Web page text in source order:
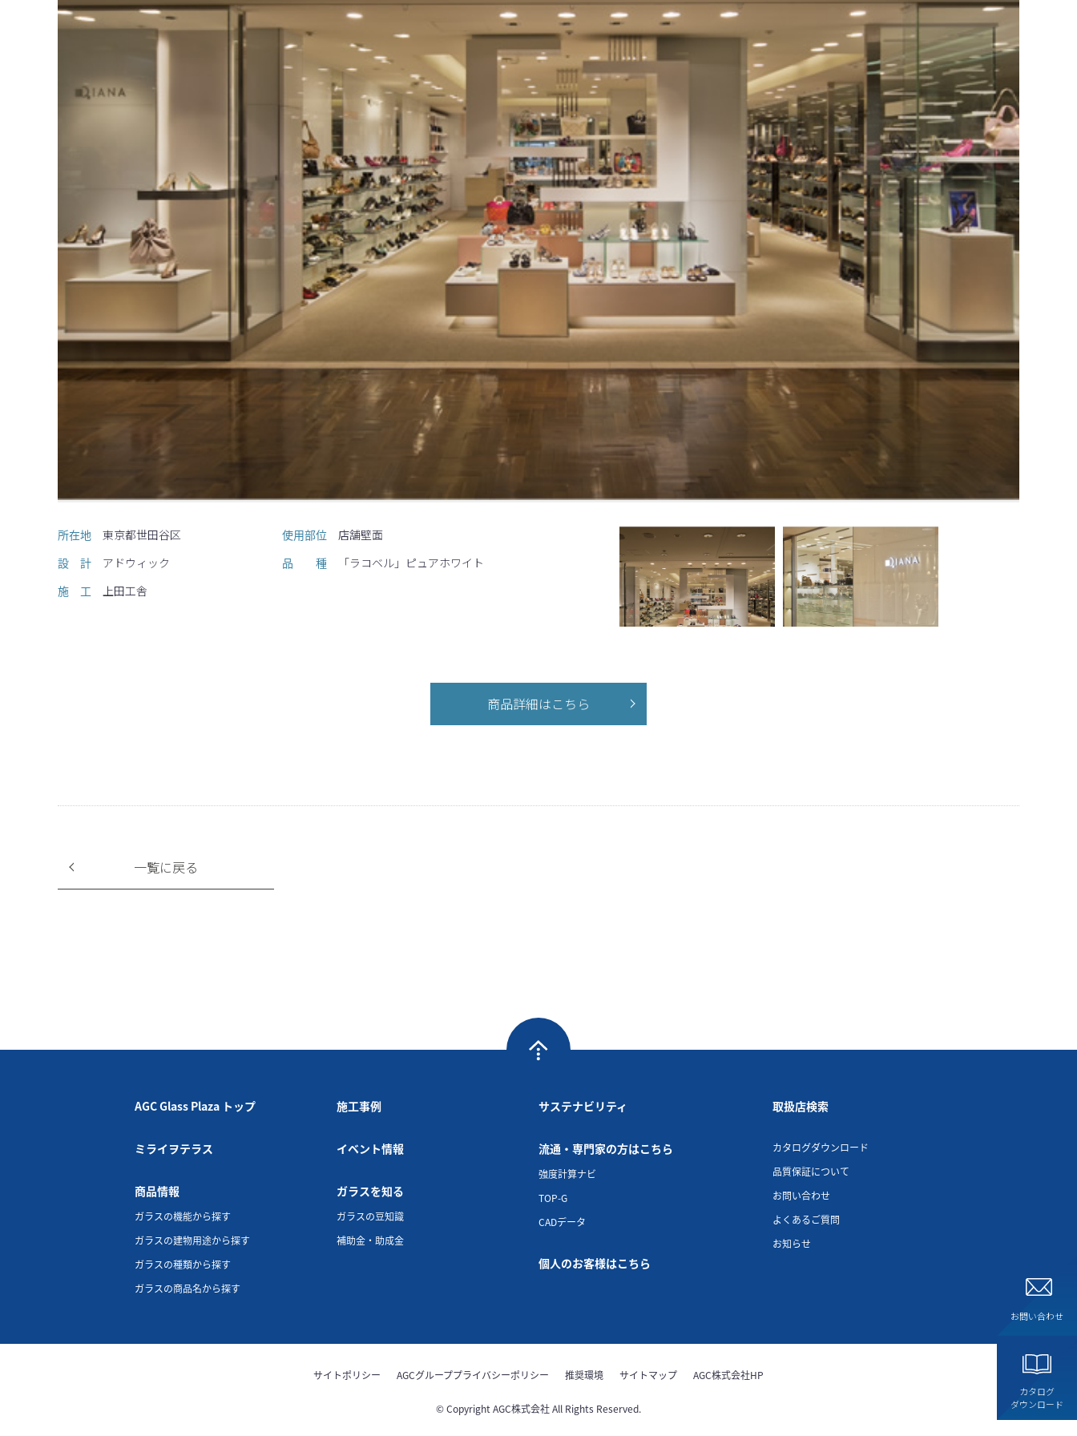
所在地
東京都世田谷区
設計
アドウィック
施工
上田工舎
使用部位
店舗壁面
品種
「ラコベル」ピュアホワイト
商品詳細はこちら
一覧に戻る
お問い合わせ
カタログ
ダウンロード
AGC Glass Plaza トップ
ミライヲテラス
商品情報
ガラスの機能から探す
ガラスの建物用途から探す
ガラスの種類から探す
ガラスの商品名から探す
施工事例
イベント情報
ガラスを知る
ガラスの豆知識
補助金・助成金
サステナビリティ
流通・専門家の方はこちら
強度計算ナビ
TOP-G
CADデータ
個人のお客様はこちら
取扱店検索
カタログダウンロード
品質保証について
お問い合わせ
よくあるご質問
お知らせ
サイトポリシー AGCグループプライバシーポリシー 推奨環境 サイトマップ AGC株式会社HP
© Copyright AGC株式会社 All Rights Reserved.